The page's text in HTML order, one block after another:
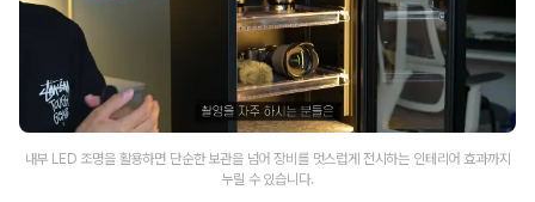
내부 LED 조명을 활용하면 단순한 보관을 넘어 장비를 멋스럽게 전시하는 인테리어 효과까지
누릴 수 있습니다.